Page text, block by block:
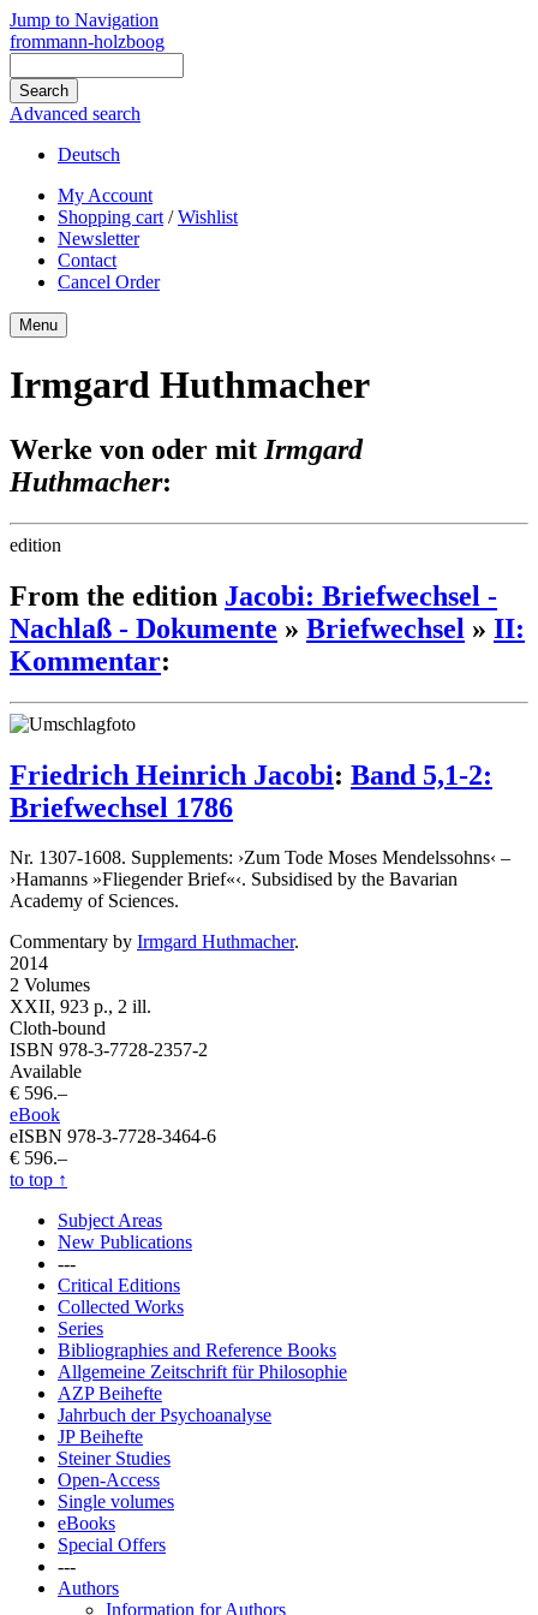
Jump to Navigation
frommann-holzboog
Advanced search
Deutsch
My Account
Shopping cart /Wishlist
Newsletter
Contact
Cancel Order
Menu
Irmgard Huthmacher
Werke von oder mit Irmgard
Huthmacher:
edition
From the edition Jacobi: Briefwechsel -
Nachlaß - Dokumente » Briefwechsel » II:
Kommentar:
Friedrich Heinrich Jacobi: Band 5,1-2:
Briefwechsel 1786
Nr. 1307-1608. Supplements: ›Zum Tode Moses Mendelssohns‹ –
›Hamanns »Fliegender Brief«‹. Subsidised by the Bavarian
Academy of Sciences.
Commentary by Irmgard Huthmacher.
2014
2 Volumes
XXII, 923 p., 2 ill.
Cloth-bound
ISBN 978-3-7728-2357-2
Available
€ 596.–
eBook
eISBN 978-3-7728-3464-6
€ 596.–
to top ↑
Subject Areas
New Publications
---
Critical Editions
Collected Works
Series
Bibliographies and Reference Books
Allgemeine Zeitschrift für Philosophie
AZP Beihefte
Jahrbuch der Psychoanalyse
JP Beihefte
Steiner Studies
Open-Access
Single volumes
eBooks
Special Offers
---
Authors
Information for Authors